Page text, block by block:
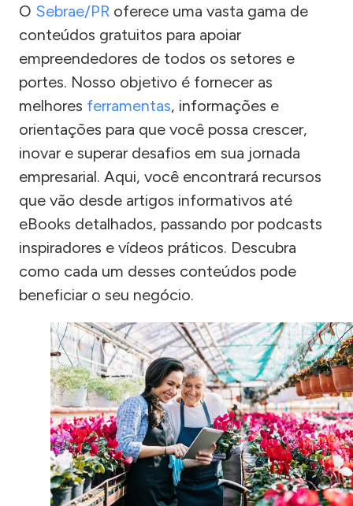
O Sebrae/PR oferece uma vasta gama de
conteúdos gratuitos para apoiar
empreendedores de todos os setores e
portes. Nosso objetivo é fornecer as
melhores ferramentas, informações e
orientações para que você possa crescer,
inovar e superar desafios em sua jornada
empresarial. Aqui, você encontrará recursos
que vão desde artigos informativos até
eBooks detalhados, passando por podcasts
inspiradores e vídeos práticos. Descubra
como cada um desses conteúdos pode
beneficiar o seu negócio.